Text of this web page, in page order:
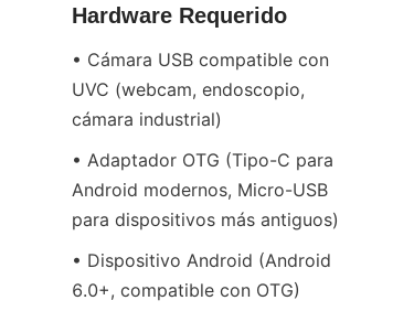
Hardware Requerido
• Cámara USB compatible con
UVC (webcam, endoscopio,
cámara industrial)
• Adaptador OTG (Tipo-C para
Android modernos, Micro-USB
para dispositivos más antiguos)
• Dispositivo Android (Android
6.0+, compatible con OTG)